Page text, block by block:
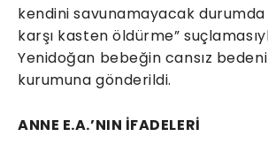
kendini savunamayacak
karşı kasten öldürme”
Yenidoğan bebeğin cansız
kurumuna gönderildi.
ANNE E.A.’NIN İFADELERİ